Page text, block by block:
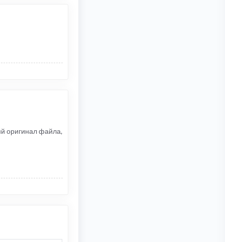
оригинал файла,